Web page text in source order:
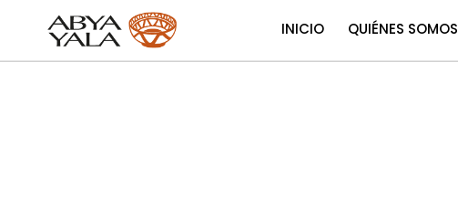
INICIO QUIÉNES SOMOS